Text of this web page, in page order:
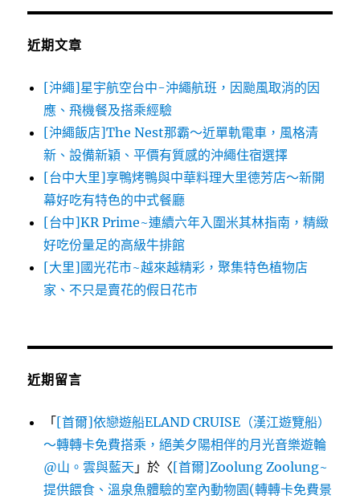
近期文章
[沖繩]星宇航空台中-沖繩航班，因颱風取消的因
應、飛機餐及搭乘經驗
[沖繩飯店]The Nest那霸～近單軌電車，風格清
新、設備新穎、平價有質感的沖繩住宿選擇
[台中大里]享鴨烤鴨與中華料理大里德芳店～新開
幕好吃有特色的中式餐廳
[台中]KR Prime~連續六年入圍米其林指南，精緻
好吃份量足的高級牛排館
[大里]國光花市~越來越精彩，聚集特色植物店
家、不只是賣花的假日花市
近期留言
「[首爾]依戀遊船ELAND CRUISE（漢江遊覽船）
～轉轉卡免費搭乘，絕美夕陽相伴的月光音樂遊輪
@山。雲與藍天 」於〈[首爾]Zoolung Zoolung~
提供餵食、溫泉魚體驗的室內動物園(轉轉卡免費景